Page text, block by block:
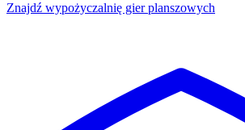
Znajdź wypożyczalnię gier planszowych